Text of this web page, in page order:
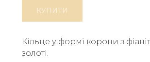
КУПИТИ
Кільце у формі корони з
золоті.